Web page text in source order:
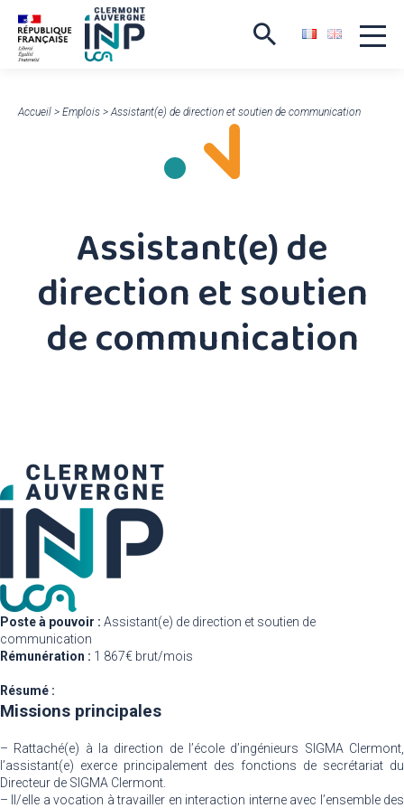
Accueil > Emplois >Assistant(e) de direction et soutien de communication
Assistant(e) de
direction et soutien
de communication
Poste à pouvoir : Assistant(e) de direction et soutien de
communication
Rémunération : 1 867€ brut/mois
Résumé :
Missions principales
– Rattaché(e) à la direction de l’école d’ingénieurs SIGMA Clermont,
l’assistant(e) exerce principalement des fonctions de secrétariat du
Directeur de SIGMA Clermont.
– Il/elle a vocation à travailler en interaction interne avec l’ensemble des